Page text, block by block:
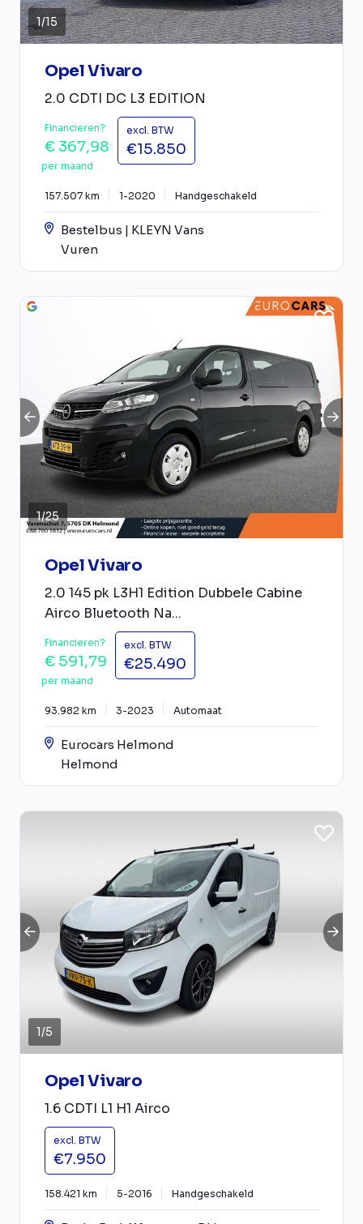
1/15
Opel Vivaro
2.0 CDTI DC L3 EDITION
Financieren?
€ 367,98
per maand
excl. BTW
€15.850
157.507 km 1-2020 Handgeschakeld
Bestelbus | KLEYN Vans
Vuren
1/25
Opel Vivaro
2.0 145 pk L3H1 Edition Dubbele Cabine
Airco Bluetooth Na...
Financieren?
€ 591,79
per maand
excl. BTW
€25.490
93.982 km 3-2023 Automaat
Eurocars Helmond
Helmond
1/5
Opel Vivaro
1.6 CDTI L1 H1 Airco
excl. BTW
€7.950
158.421 km 5-2016 Handgeschakeld